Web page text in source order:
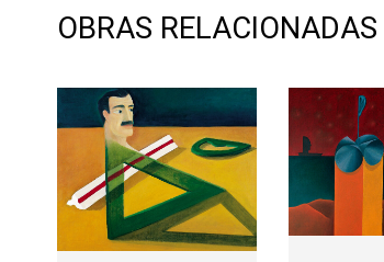
OBRAS RELACIONADAS